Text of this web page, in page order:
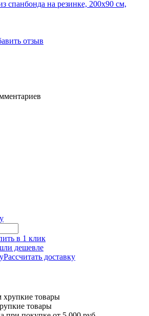
отзыв
в 1 клик
дешевле
Рассчитать доставку
товары